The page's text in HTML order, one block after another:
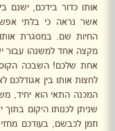
אותו כדור בידכם, ישנם
אשר נראה כי בלתי
החיות שם. במסגרת אותו
מקצה אחד למשנהו עבור
אחת שלכם! השבכה
לחצות אותו בין אגודלכם
המכנה התאי הוא יחיד,
שניתן לכנותו היקום
וזמן לכבשם, בעודכם